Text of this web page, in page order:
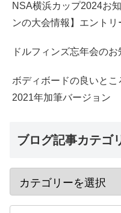
NSA横浜カップ2024お
ンの大会情報】エントリ
ドルフィンズ忘年会の
ボディボードの良いとこ
2021年加筆バージョン
ブログ記事カテゴ